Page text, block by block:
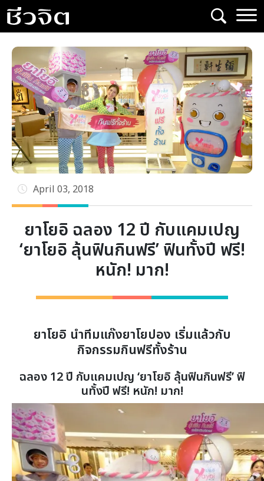
Skip
to
content
April 03, 2018
ยาโยอิ ฉลอง 12 ปี กับแคมเปญ
‘ยาโยอิ ลุ้นฟินกินฟรี’ ฟินทั้งปี ฟรี!
หนัก! มาก!
ยาโยอิ นำทีมแก๊งยาโยปอง เริ่มแล้วกับ
กิจกรรมกินฟรีทั้งร้าน
ฉลอง 12 ปี กับแคมเปญ ‘ยาโยอิ ลุ้นฟินกินฟรี’ ฟิ
นทั้งปี ฟรี! หนัก! มาก!